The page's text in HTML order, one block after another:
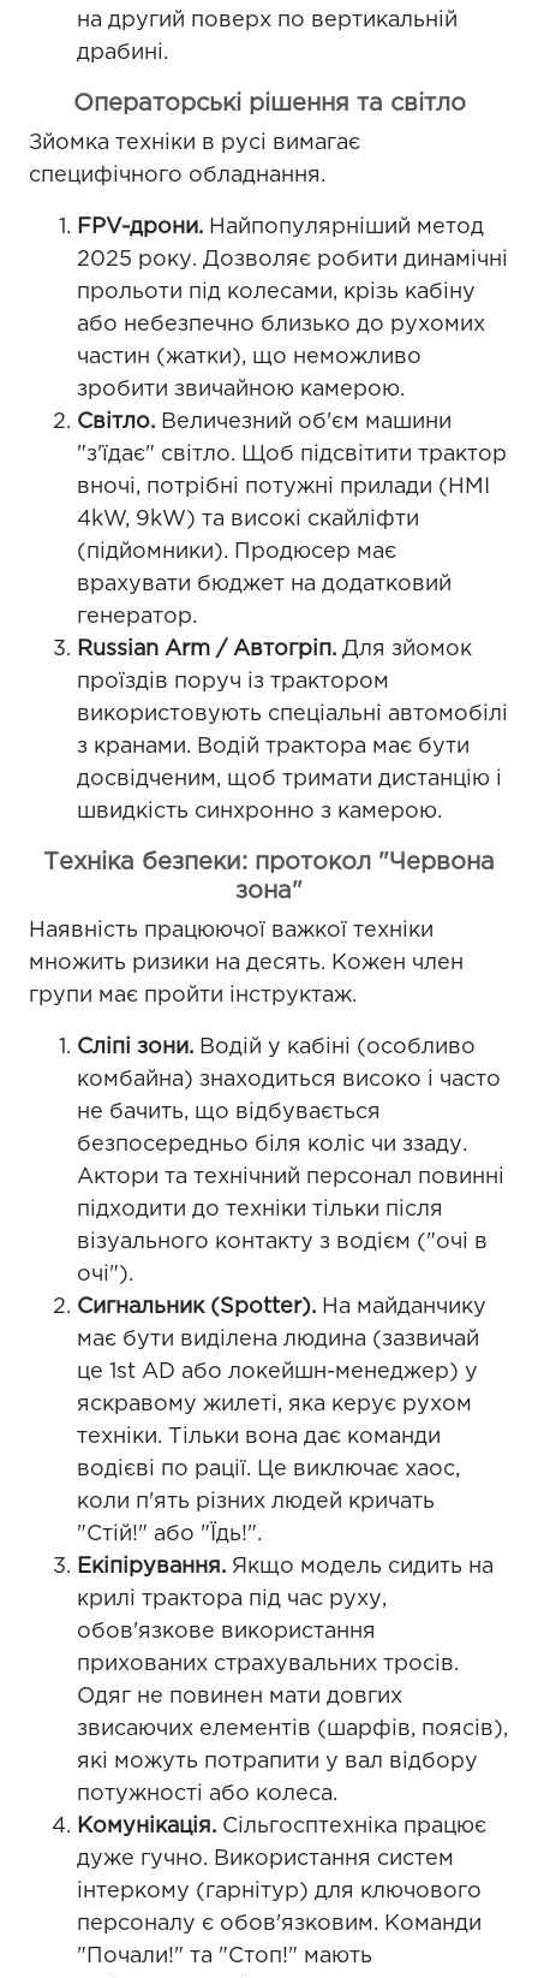
на другий поверх по вертикальній
драбині.
Операторські рішення та світло
Зйомка техніки в русі вимагає
специфічного обладнання.
FPV-дрони. Найпопулярніший метод
2025 року. Дозволяє робити динамічні
прольоти під колесами, крізь кабіну
або небезпечно близько до рухомих
частин (жатки), що неможливо
зробити звичайною камерою.
Світло. Величезний об'єм машини
"з'їдає" світло. Щоб підсвітити трактор
вночі, потрібні потужні прилади (HMI
4kW, 9kW) та високі скайліфти
(підйомники). Продюсер має
врахувати бюджет на додатковий
генератор.
Russian Arm / Автогріп. Для зйомок
проїздів поруч із трактором
використовують спеціальні автомобілі
з кранами. Водій трактора має бути
досвідченим, щоб тримати дистанцію і
швидкість синхронно з камерою.
Техніка безпеки: протокол "Червона
зона"
Наявність працюючої важкої техніки
множить ризики на десять. Кожен член
групи має пройти інструктаж.
Сліпі зони. Водій у кабіні (особливо
комбайна) знаходиться високо і часто
не бачить, що відбувається
безпосередньо біля коліс чи ззаду.
Актори та технічний персонал повинні
підходити до техніки тільки після
візуального контакту з водієм ("очі в
очі").
Сигнальник (Spotter). На майданчику
має бути виділена людина (зазвичай
це 1st AD або локейшн-менеджер) у
яскравому жилеті, яка керує рухом
техніки. Тільки вона дає команди
водієві по рації. Це виключає хаос,
коли п'ять різних людей кричать
"Стій!" або "Їдь!".
Екіпірування. Якщо модель сидить на
крилі трактора під час руху,
обов'язкове використання
прихованих страхувальних тросів.
Одяг не повинен мати довгих
звисаючих елементів (шарфів, поясів),
які можуть потрапити у вал відбору
потужності або колеса.
Комунікація. Сільгосптехніка працює
дуже гучно. Використання систем
інтеркому (гарнітур) для ключового
персоналу є обов'язковим. Команди
"Почали!" та "Стоп!" мають